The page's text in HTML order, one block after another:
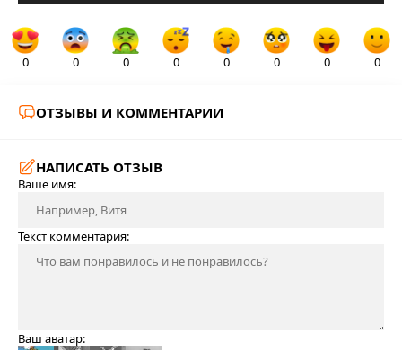
0 0 0 0 0 0 0 0
ОТЗЫВЫ И КОММЕНТАРИИ
НАПИСАТЬ ОТЗЫВ
Ваше имя:
Текст комментария:
Ваш аватар: